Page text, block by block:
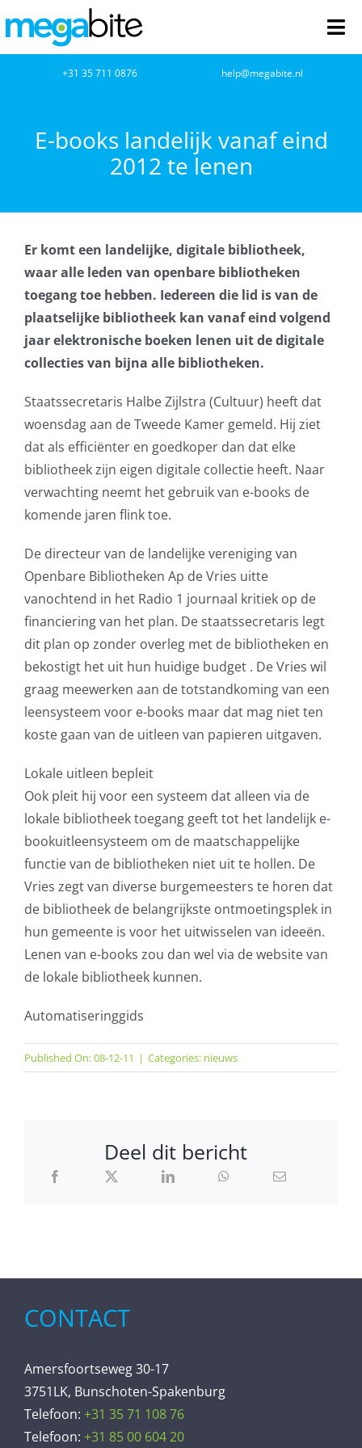
naar
inhoud
Netwerkbeheer
Cloud Computing
VOIP
Microsoft NCE
Office365
Glasvezelverbindingen
Microsoft software licenties
SLA overeenkomsten
Remote Help
WordPress SLA Contract
Contact
+31 35 711 0876 help@megabite.nl
E-books landelijk vanaf eind
2012 te lenen
Er komt een landelijke, digitale bibliotheek,
waar alle leden van openbare bibliotheken
toegang toe hebben. Iedereen die lid is van de
plaatselijke bibliotheek kan vanaf eind volgend
jaar elektronische boeken lenen uit de digitale
collecties van bijna alle bibliotheken.
Staatssecretaris Halbe Zijlstra (Cultuur) heeft dat
woensdag aan de Tweede Kamer gemeld. Hij ziet
dat als efficiënter en goedkoper dan dat elke
bibliotheek zijn eigen digitale collectie heeft. Naar
verwachting neemt het gebruik van e-books de
komende jaren flink toe.
De directeur van de landelijke vereniging van
Openbare Bibliotheken Ap de Vries uitte
vanochtend in het Radio 1 journaal kritiek op de
financiering van het plan. De staatssecretaris legt
dit plan op zonder overleg met de bibliotheken en
bekostigt het uit hun huidige budget . De Vries wil
graag meewerken aan de totstandkoming van een
leensysteem voor e-books maar dat mag niet ten
koste gaan van de uitleen van papieren uitgaven.
Lokale uitleen bepleit
Ook pleit hij voor een systeem dat alleen via de
lokale bibliotheek toegang geeft tot het landelijk e-
bookuitleensysteem om de maatschappelijke
functie van de bibliotheken niet uit te hollen. De
Vries zegt van diverse burgemeesters te horen dat
de bibliotheek de belangrijkste ontmoetingsplek in
hun gemeente is voor het uitwisselen van ideeën.
Lenen van e-books zou dan wel via de website van
de lokale bibliotheek kunnen.
Automatiseringgids
Published On: 08-12-11 | Categories: nieuws
Deel dit bericht
CONTACT
Amersfoortseweg 30-17
3751LK, Bunschoten-Spakenburg
Telefoon: +31 35 71 108 76
Telefoon: +31 85 00 604 20